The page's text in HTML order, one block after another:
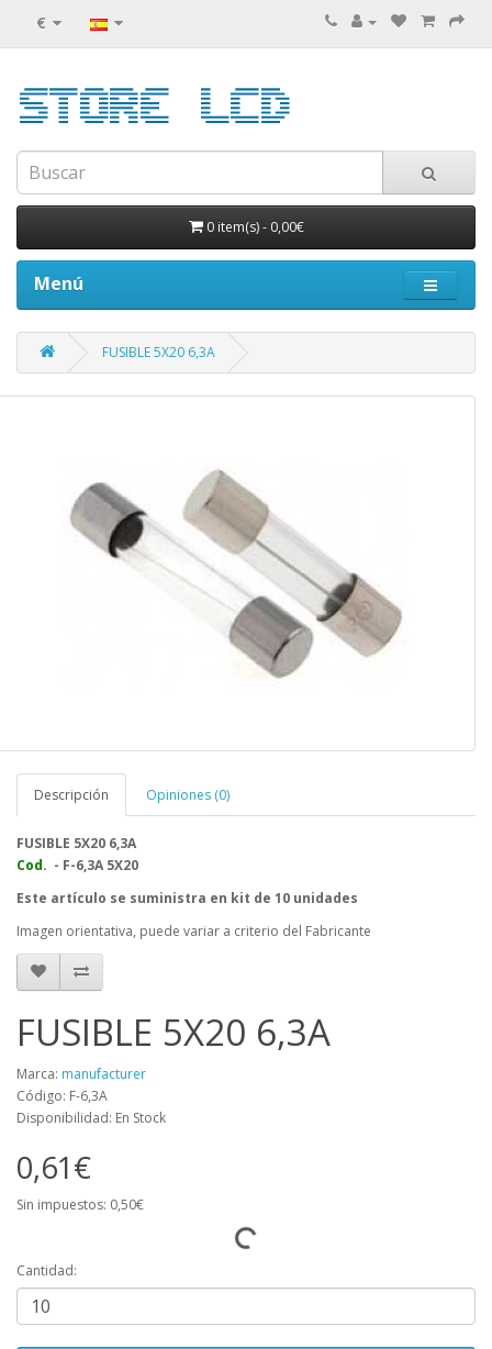
€
0 item(s)- 0,00€
Menú
FUSIBLE 5X20 6,3A
Descripción Opiniones (0)
FUSIBLE 5X20 6,3A
Cod. - F-6,3A 5X20
Este artículo se suministra en kit de 10 unidades
Imagen orientativa, puede variar a criterio del Fabricante
FUSIBLE 5X20 6,3A
Marca: manufacturer
Código: F-6,3A
Disponibilidad: En Stock
0,61€
Sin impuestos: 0,50€
Cantidad: